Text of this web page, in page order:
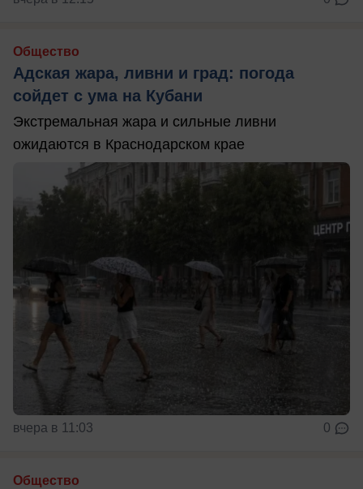
Общество
Адская жара, ливни и град: погода
сойдет с ума на Кубани
Экстремальная жара и сильные ливни
ожидаются в Краснодарском крае
вчера в 11:03 0
Общество